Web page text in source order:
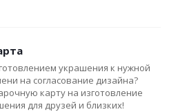
украшения к нужной
на согласование дизайна?
карту на изготовление
для друзей и близких!